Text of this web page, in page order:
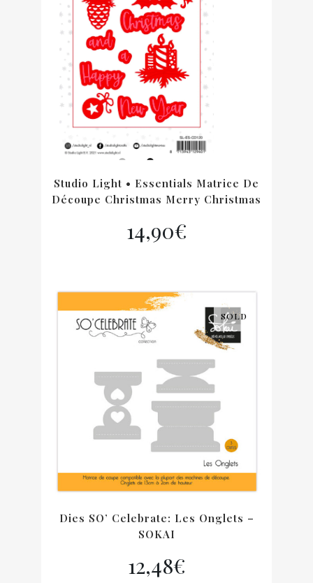
Studio Light • Essentials Matrice De
Découpe Christmas Merry Christmas
14,90€
SOLD
Dies SO’ Celebrate: Les Onglets –
SOKAI
12,48€